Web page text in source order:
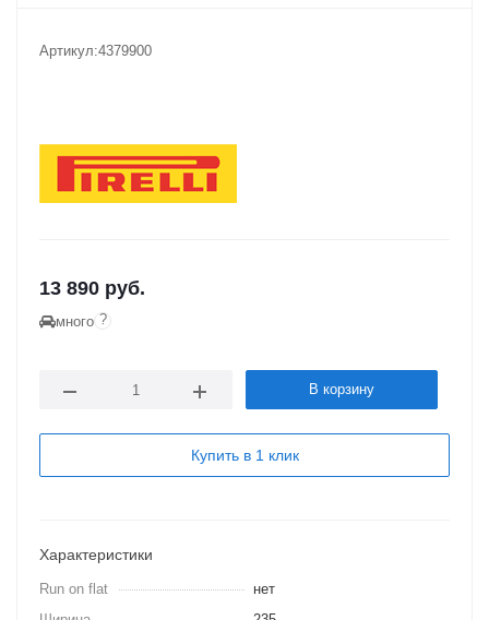
Артикул:4379900
13 890 руб.
много ?
В корзину
Купить в 1 клик
Характеристики
Run on flat
нет